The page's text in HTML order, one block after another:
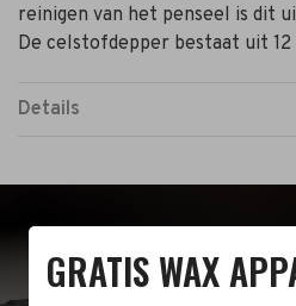
reinigen van het penseel is dit
De celstofdepper bestaat uit
Details
BEZOEK DE
GRATIS WAX